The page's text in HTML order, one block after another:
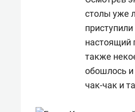
столы уже
настоящий
также
обошлось
чак-чак и